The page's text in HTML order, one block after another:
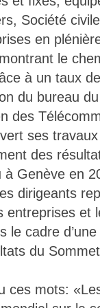
Société
en
le
à un taux
du bureau
des
ses
des
à Genève en
dirigeants
entreprises et
le cadre
du
ces mots: